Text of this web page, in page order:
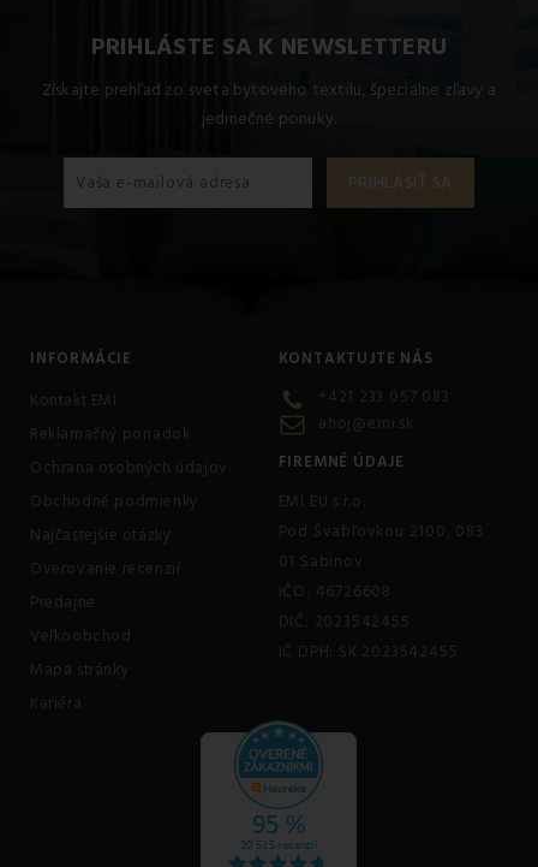
PRIHLÁSTE SA K NEWSLETTERU
Získajte prehľad zo sveta bytového textilu, špeciálne zľavy a
jedinečné ponuky.
INFORMÁCIE
Kontakt EMI
Reklamačný poriadok
Ochrana osobných údajov
Obchodné podmienky
Najčastejšie otázky
Overovanie recenzií
Predajne
Veľkoobchod
Mapa stránky
Kariéra
KONTAKTUJTE NÁS
+421 233 057 083
ahoj@emi.sk
FIREMNÉ ÚDAJE
EMI EU s.r.o.
Pod Švabľovkou 2100, 083
01 Sabinov
IČO: 46726608
DIČ: 2023542455
IČ DPH: SK 2023542455